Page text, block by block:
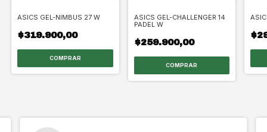
ASICS GEL-NIMBUS 27 W
$319.900,00
COMPRAR
ASICS GEL-CHALLENGER 14
PADEL W
$259.900,00
COMPRAR